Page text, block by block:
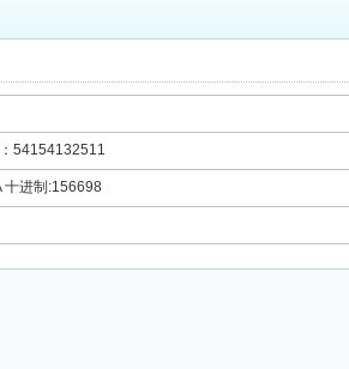
54154132511
十进制:156698